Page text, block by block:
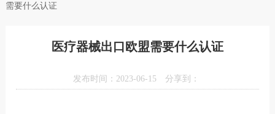
需要什么认证
医疗器械出口欧盟需要什么认证
发布时间：2023-06-15 分享到：